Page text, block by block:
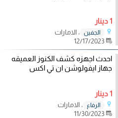
1 دينار
الجفين
، الامارات
12/17/2023
احدث اجهزه كشف الكنوز العميقه
جهاز ايفولوشن ان تي اكس
1 دينار
الرفاع
، الامارات
11/30/2023